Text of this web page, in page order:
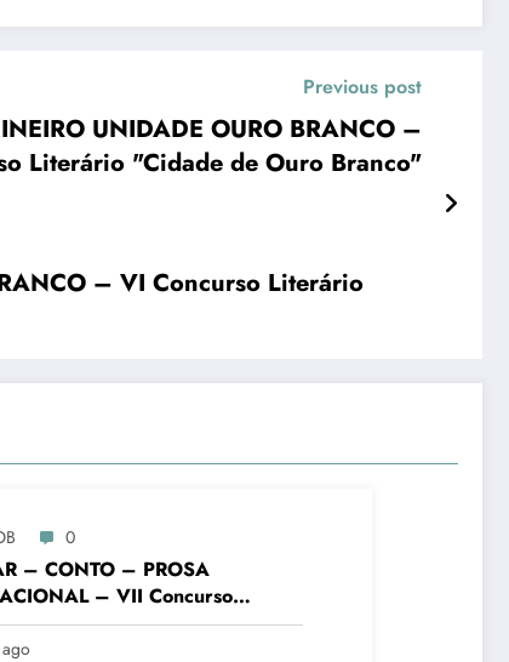
Previous post
UNIDADE OURO BRANCO –
Literário "Cidade de Ouro Branco"
– VI Concurso Literário
0
– CONTO – PROSA
– VII Concurso
de Ouro Branco”